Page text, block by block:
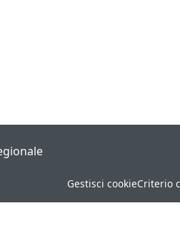
Gestisci cookieCriterio